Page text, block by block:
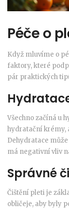
Péče o
Když mluvíme o
faktory, které
pár praktických
Všechno začíná u
hydratační krémy,
Dehydratace
má negativní vliv
Správné
Čištění pleti je
obličeje, aby byly